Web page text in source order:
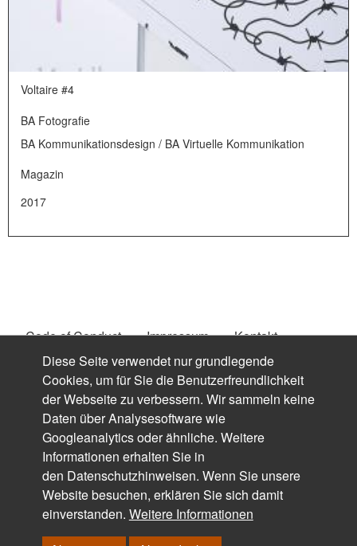
Voltaire #4
BA Fotografie
BA Kommunikationsdesign / BA Virtuelle Kommunikation
Magazin
2017
Fußzeilenmenü
Code of Conduct Impressum Kontakt
Datenschutz Downloads Suche Login
Login mit FH-Kennung
© FACHHOCHSCHULE DORTMUND - FACHBEREICH
DESIGN, 2019 - 2024
Diese Seite verwendet nur grundlegende
Cookies, um für Sie die Benutzerfreundlichkeit
der Webseite zu verbessern. Wir sammeln keine
Daten über Analysesoftware wie
Googleanalytics oder ähnliche. Weitere
Informationen erhalten Sie in
den Datenschutzhinweisen. Wenn Sie unsere
Website besuchen, erklären Sie sich damit
einverstanden. Weitere Informationen